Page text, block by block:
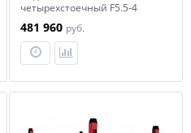
четырехстоечный F5.5-4
481 960 руб.